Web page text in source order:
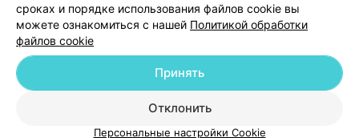
© 2026 ООО «Артокс Лаб», УНП 191700409| 220012, Республика Беларусь,
г. Минск, улица Толбухина, 2, пом. 16 | help@103.by
Служба поддержки +375 291212755
сроках и порядке использования файлов cookie вы
можете ознакомиться с нашей Политикой обработки
файлов cookie
Отклонить
Принять
Персональные настройки Cookie